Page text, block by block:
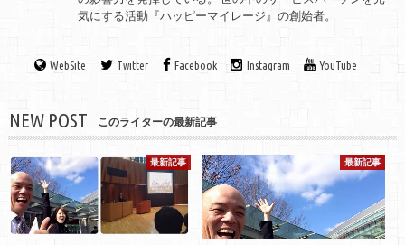
気にする活動『ハッピーマイレージ』の創始者。
WebSite Twitter Facebook Instagram YouTube
NEW POST このライターの最新記事
最新記事 最新記事